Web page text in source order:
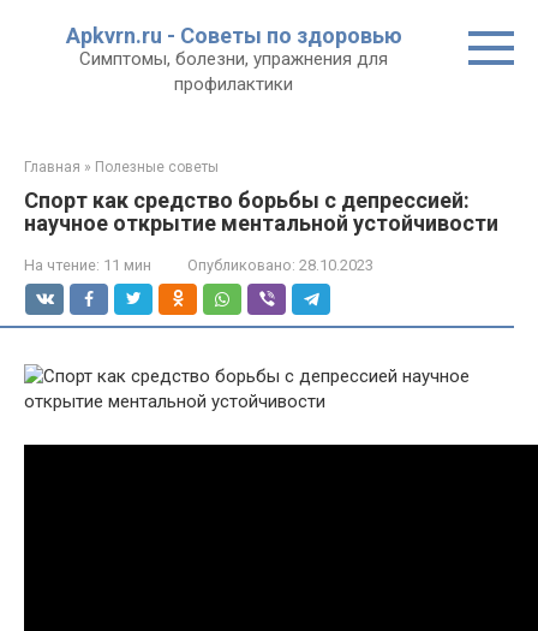
Apkvrn.ru - Советы по здоровью
Симптомы, болезни, упражнения для
профилактики
Главная » Полезные советы
Спорт как средство борьбы с депрессией:
научное открытие ментальной устойчивости
На чтение: 11 мин Опубликовано: 28.10.2023